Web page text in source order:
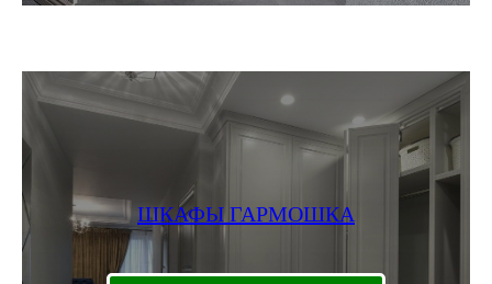
ШКАФЫ ГАРМОШКА